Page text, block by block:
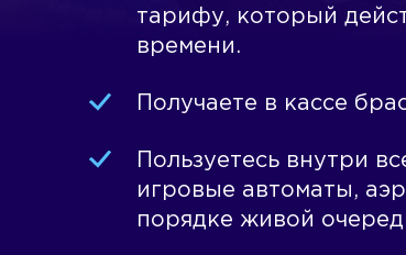
тарифу, который
времени.
Получаете в кассе
Пользуетесь внутри
игровые автоматы,
порядке живой